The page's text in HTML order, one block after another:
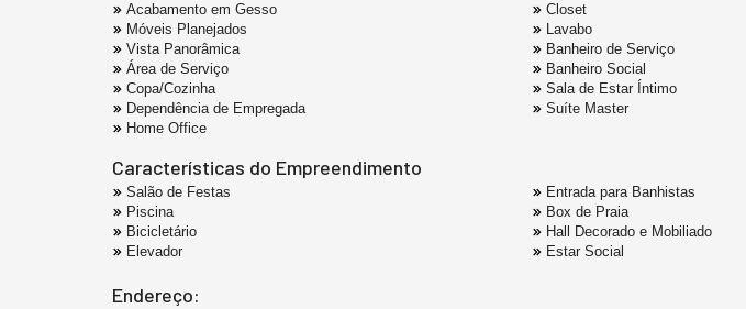
Acabamento em Gesso
Móveis Planejados
Vista Panorâmica
Área de Serviço
Copa/Cozinha
Dependência de Empregada
Home Office
Closet
Lavabo
Banheiro de Serviço
Banheiro Social
Sala de Estar Íntimo
Suíte Master
Características do Empreendimento
Salão de Festas
Piscina
Bicicletário
Elevador
Entrada para Banhistas
Box de Praia
Hall Decorado e Mobiliado
Estar Social
Endereço: